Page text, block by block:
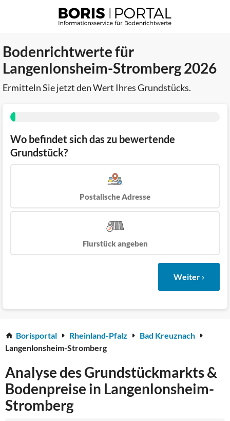
Bodenrichtwerte für
Langenlonsheim-Stromberg 2026
Ermitteln Sie jetzt den Wert Ihres Grundstücks.
Wo befindet sich das zu bewertende
Grundstück?
Postalische Adresse
Flurstück angeben
Weiter ›
Borisportal Rheinland-Pfalz
Bad Kreuznach
Langenlonsheim-Stromberg
Analyse des Grundstückmarkts &
Bodenpreise in Langenlonsheim-
Stromberg